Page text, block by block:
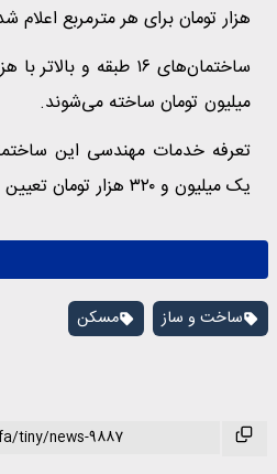
هزار تومان برای هر مترمربع
میلیون تومان ساخته می‌شوند.
تعرفه خدمات مهندسی این
یک میلیون و ۳۲۰ هزار تومان تعیین شده است.
ساخت و ساز مسکن